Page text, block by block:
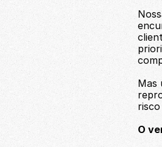
Mas
O